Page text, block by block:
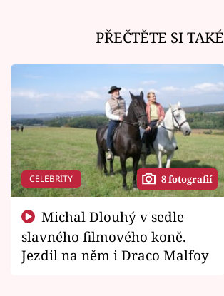
PŘEČTĚTE SI TAKÉ
CELEBRITY 8 fotografií
slavného filmového koně.
Jezdil na něm i Draco Malfoy